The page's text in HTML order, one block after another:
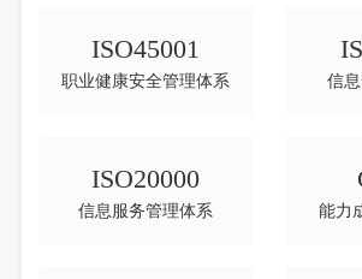
ISO45001
职业健康安全管理体系 信
ISO20000
信息服务管理体系 能力